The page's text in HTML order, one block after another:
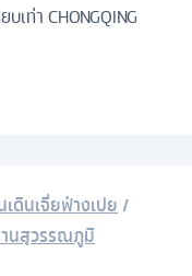
บเท่าCHONGQING
ดินเจี่ยฟ่างเปย /
นสุวรรณภูมิ